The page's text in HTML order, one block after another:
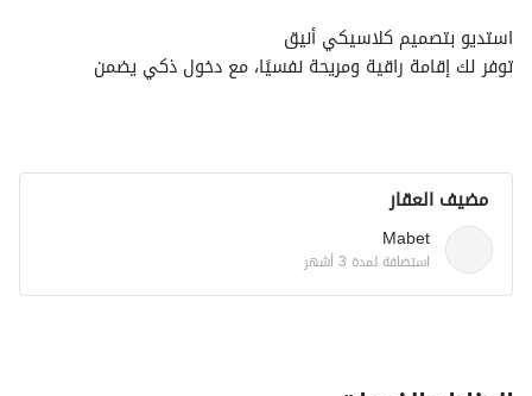
استديو بتصميم كلاسيكي أنيق
سوبر ماركت،
مغسلة ملابس،
وموقع آمن يبعث على الاطمئنان.
اختيار مثالي للباحثين عن الراحة والقرب من الخدمات.
مضيف العقار
Mabet
استضافة لمدة 3 أشهر